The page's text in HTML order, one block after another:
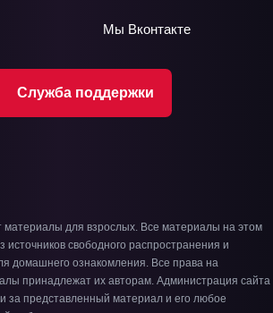
Служба поддержки
Мы Вконтакте
материалы для взрослых. Все материалы на этом
источников свободного распространения и
домашнего ознакомления. Все права на
принадлежат их авторам. Администрация сайта
за представленный материал и его любое